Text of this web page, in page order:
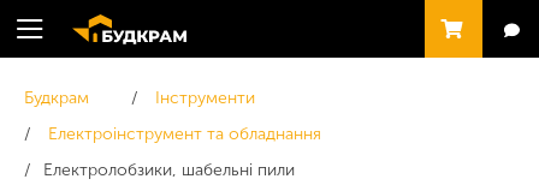
Будкрам
Інструменти
Електроінструмент та обладнання
Електролобзики, шабельні пили